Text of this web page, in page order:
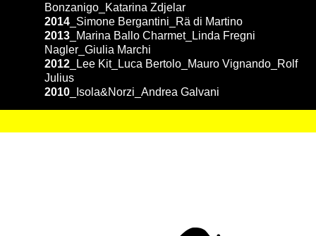
Bonzanigo
Katarina Zdjelar
2014 Simone Bergantini
Rä di Martino
2013
Marina Ballo Charmet_
Linda Fregni
Nagler Giulia Marchi
2012
Lee Kit_ Luca Bertolo Mauro Vignando
Rolf
Julius
2010
Isola&Norzi Andrea Galvani